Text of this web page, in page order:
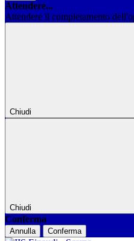
Attendere...
Attendere il completamento
Chiudi
Chiudi
Conferma
Annulla Conferma